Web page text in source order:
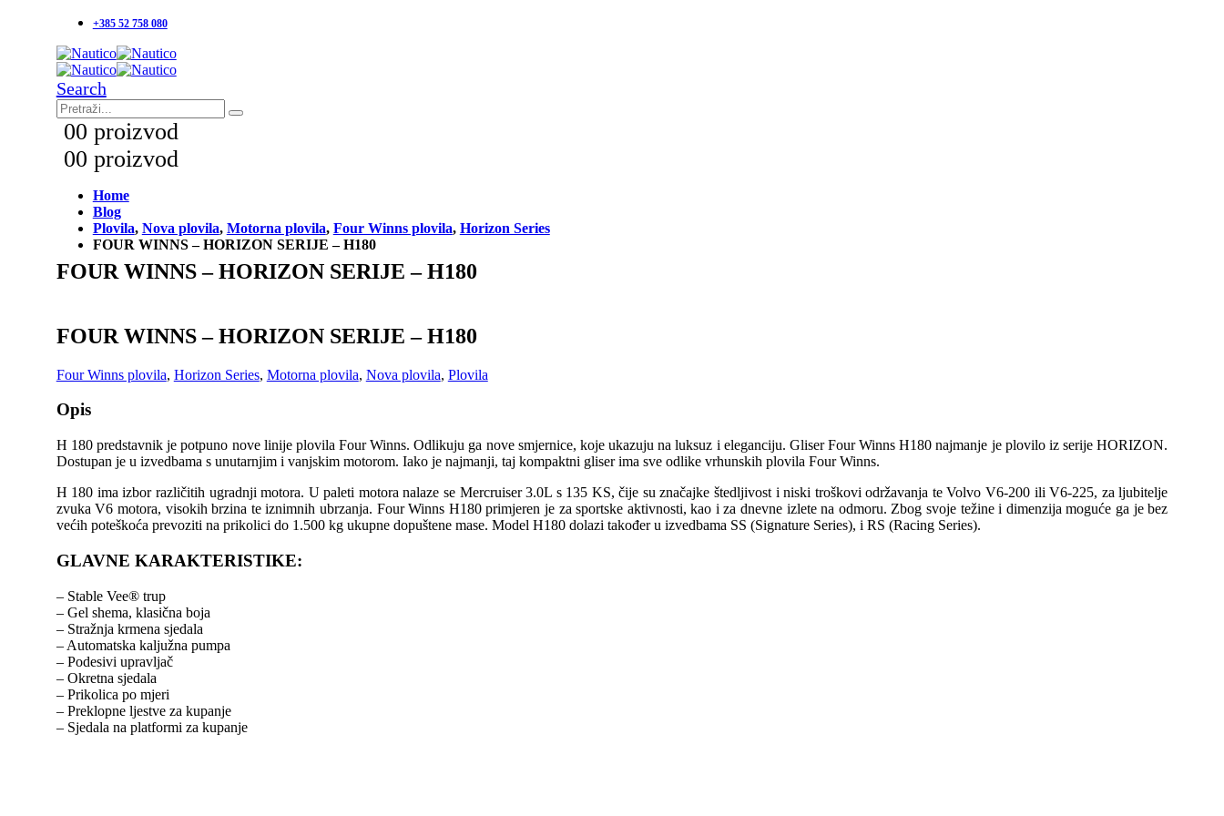
+385 52 758 080
Search
00 proizvod
00 proizvod
Home
Blog
Plovila, Nova plovila, Motorna plovila, Four Winns plovila, Horizon Series
FOUR WINNS – HORIZON SERIJE – H180
FOUR WINNS – HORIZON SERIJE – H180
FOUR WINNS – HORIZON SERIJE – H180
Four Winns plovila, Horizon Series, Motorna plovila, Nova plovila, Plovila
Opis
H 180 predstavnik je potpuno nove linije plovila Four Winns. Odlikuju ga nove smjernice, koje ukazuju na luksuz i eleganciju. Gliser Four Winns H180 najmanje je plovilo iz serije HORIZON.
Dostupan je u izvedbama s unutarnjim i vanjskim motorom. Iako je najmanji, taj kompaktni gliser ima sve odlike vrhunskih plovila Four Winns.
H 180 ima izbor različitih ugradnji motora. U paleti motora nalaze se Mercruiser 3.0L s 135 KS, čije su značajke štedljivost i niski troškovi održavanja te Volvo V6-200 ili V6-225, za ljubitelje
zvuka V6 motora, visokih brzina te iznimnih ubrzanja. Four Winns H180 primjeren je za sportske aktivnosti, kao i za dnevne izlete na odmoru. Zbog svoje težine i dimenzija moguće ga je bez
većih poteškoća prevoziti na prikolici do 1.500 kg ukupne dopuštene mase. Model H180 dolazi također u izvedbama SS (Signature Series), i RS (Racing Series).
GLAVNE KARAKTERISTIKE:
– Stable Vee® trup
– Gel shema, klasična boja
– Stražnja krmena sjedala
– Automatska kaljužna pumpa
– Podesivi upravljač
– Okretna sjedala
– Prikolica po mjeri
– Preklopne ljestve za kupanje
– Sjedala na platformi za kupanje